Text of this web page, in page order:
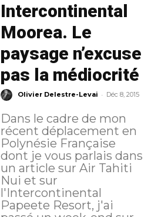
Intercontinental
Moorea. Le
paysage n’excuse
pas la médiocrité
Olivier Delestre-Levai - Déc 8, 2015
Dans le cadre de mon
récent déplacement en
Polynésie Française
dont je vous parlais dans
un article sur Air Tahiti
Nui et sur
l'Intercontinental
Papeete Resort, j'ai